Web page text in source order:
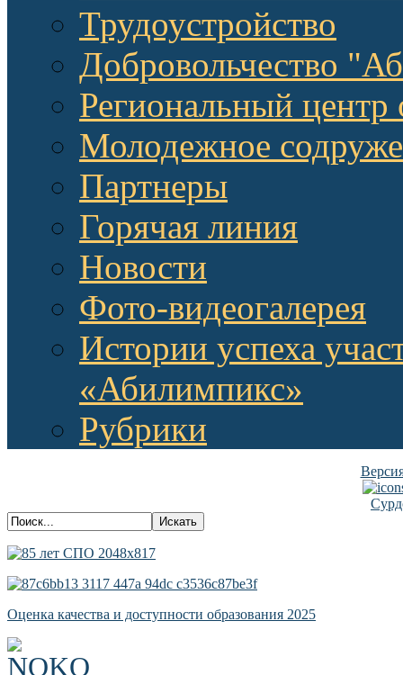
Трудоустройство
Добровольчество
Региональный центр
Молодежное
Партнеры
Горячая линия
Новости
Фото-видеогалерея
Истории успеха
«Абилимпикс»
Рубрики
Оценка качества и доступности образования 2025